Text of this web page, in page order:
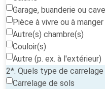
Garage, buanderie ou cave
Pièce à vivre ou à manger
Autre(s) chambre(s)
Couloir(s)
Autre (p. ex. à l'extérieur)
2*. Quels type de
Carrelage de sols